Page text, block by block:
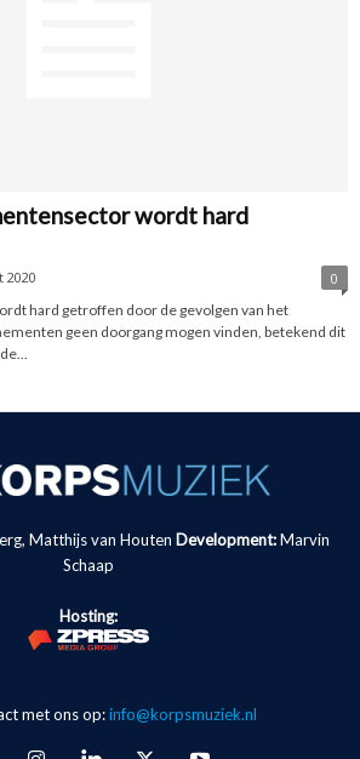
wordt hard
2020
0
hard getroffen door de gevolgen van het
geen doorgang mogen vinden, betekend dit
Matthijs van Houten Development: Marvin
Schaap
Hosting:
met ons op:info@korpsmuziek.nl